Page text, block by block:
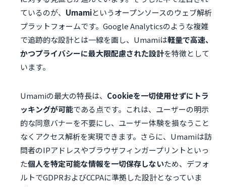
ているのが、 Umamiというオープンソースのウェブ解析
プラットフォームです。Google Analyticsのような複雑
で追跡的な設計とは一線を画し、Umamiは軽量で高速、
かつプライバシーに最大限配慮された設計を特徴として
います。
Umamiの最大の特長は、 Cookieを一切使用せずにトラ
ッキングが可能である点です。これは、ユーザーの明示
的な同意バナーを不要にし、ユーザー体験を損なうこと
なくアクセス解析を実現できます。さらに、Umamiは訪
問者のIPアドレスやブラウザフィンガープリントといっ
た個人を特定可能な情報を一切保存しないため、デフォ
ルトでGDPRおよびCCPAに準拠した設計となっていま